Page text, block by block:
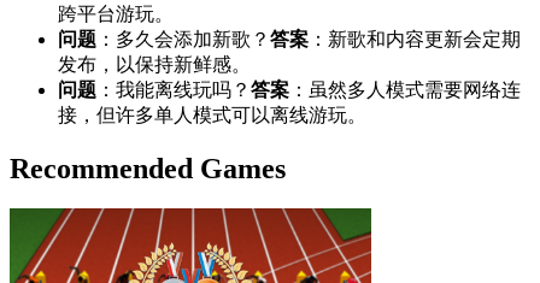
跨平台游玩。
问题 ：多久会添加新歌？ 答案 ：新歌和内容更新会定期
发布，以保持新鲜感。
问题 ：我能离线玩吗？ 答案 ：虽然多人模式需要网络连
接，但许多单人模式可以离线游玩。
Recommended Games